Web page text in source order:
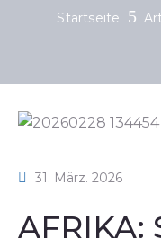
Startseite
31. März. 2026
AFRIKA: